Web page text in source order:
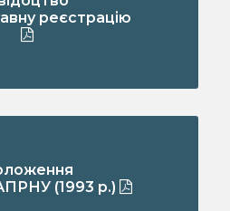
реєстрацію
(1993 р.)